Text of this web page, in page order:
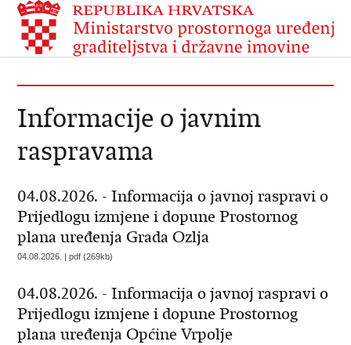
Informacije o javnim
raspravama
04.08.2026. - Informacija o javnoj raspravi o
Prijedlogu izmjene i dopune Prostornog
plana uređenja Grada Ozlja
04.08.2026. | pdf (269kb)
04.08.2026. - Informacija o javnoj raspravi o
Prijedlogu izmjene i dopune Prostornog
plana uređenja Općine Vrpolje